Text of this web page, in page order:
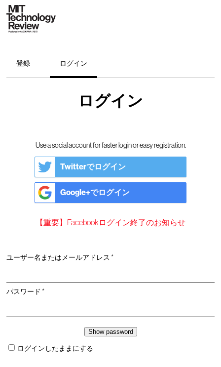
登録 ログイン
ログイン
Use a social account for faster login or easy registration.
Twitterでログイン
Google+でログイン
【重要】Facebookログイン終了のお知らせ
ユーザー名またはメールアドレス*必
パスワード*必
ログインしたままにする